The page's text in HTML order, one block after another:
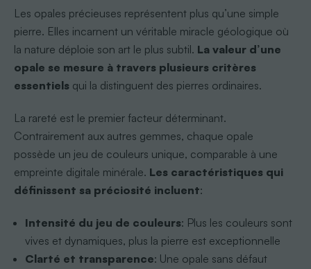
Les opales précieuses représentent plus qu’une simple
pierre. Elles incarnent un véritable miracle géologique où
la nature déploie son art le plus subtil. La valeur d’une
opale se mesure à travers plusieurs critères
essentielsqui la distinguent des pierres ordinaires.
La rareté est le premier facteur déterminant.
Contrairement aux autres gemmes, chaque opale
possède un jeu de couleurs unique, comparable à une
empreinte digitale minérale. Les caractéristiques qui
définissent sa préciosité incluent:
Intensité du jeu de couleurs: Plus les couleurs sont
vives et dynamiques, plus la pierre est exceptionnelle
Clarté et transparence: Une opale sans défaut